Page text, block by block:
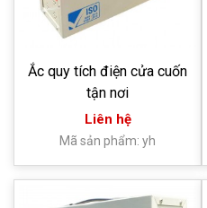
Ắc quy tích điện cửa cuốn
tận nơi
Liên hệ
Mã sản phẩm: yh